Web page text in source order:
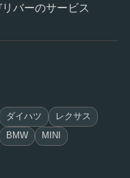
リバーのサービス
ダイハツ レクサス
BMW MINI